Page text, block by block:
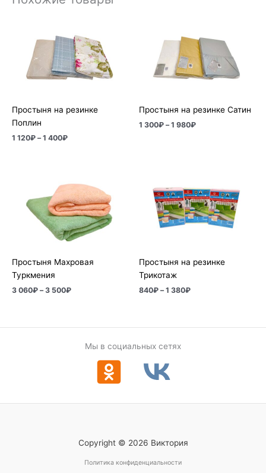
Простыня на резинке
Поплин
1 120₽ – 1 400₽
1
120₽
–
400₽
Простыня на резинке Сатин
1 300₽ – 1 980₽
1
300₽
–
980₽
Простыня Махровая
Туркмения
3 060₽ – 3 500₽
060₽
–
3
500₽
Простыня на резинке
Трикотаж
840₽ – 1 380₽
840₽
–
1
380₽
Мы в социальных сетях
Copyright © 2026 Виктория
Политика конфиденциальности